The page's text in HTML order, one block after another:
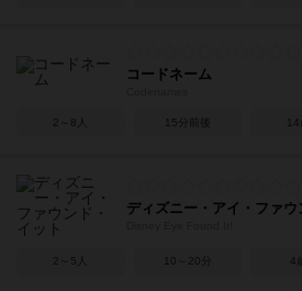
コードネーム
2～8人 15分前後 14
ディズニー・アイ・ファウ
2～5人 10～20分 4